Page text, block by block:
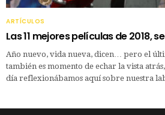
ARTÍCULOS
Las 11 mejores películas de 2018,
Año nuevo, vida nueva, dicen… pero el
también es momento de echar la vista
día reflexionábamos aquí sobre nuestra